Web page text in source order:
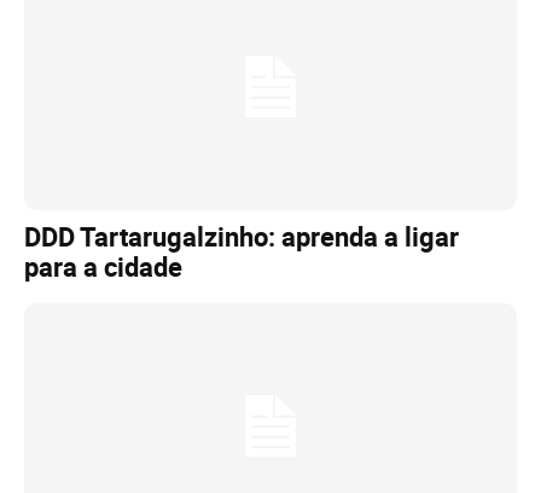
DDD Tartarugalzinho: aprenda a ligar
para a cidade